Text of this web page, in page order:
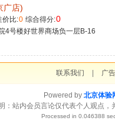
广店)
价比:0 综合得分:0
4号楼好世界商场负一层B-16
联系我们 广
Powered by 北京体验
：站内会员言论仅代表个人观点
Processed in 0.046388